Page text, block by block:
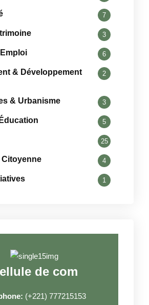
7
3
6
& Développement
2
& Urbanisme 3
5
25
Citoyenne 4
1
de com
(+221) 777215153